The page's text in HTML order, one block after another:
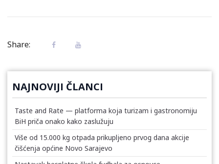
Share:
NAJNOVIJI ČLANCI
Taste and Rate — platforma koja turizam i gastronomiju
BiH priča onako kako zaslužuju
Više od 15.000 kg otpada prikupljeno prvog dana akcije
čišćenja općine Novo Sarajevo